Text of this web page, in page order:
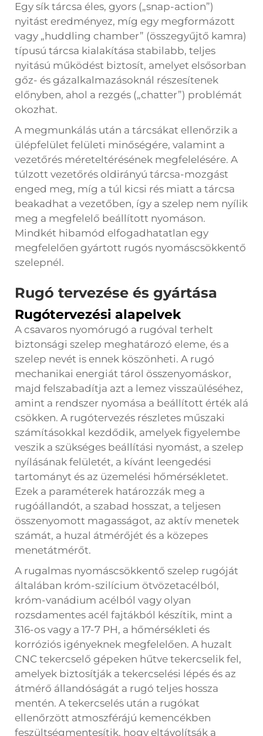
Egy sík tárcsa éles, gyors („snap-action”)
nyitást eredményez, míg egy megformázott
vagy „huddling chamber” (összegyűjtő kamra)
típusú tárcsa kialakítása stabilabb, teljes
nyitású működést biztosít, amelyet elsősorban
gőz- és gázalkalmazásoknál részesítenek
előnyben, ahol a rezgés („chatter”) problémát
okozhat.
A megmunkálás után a tárcsákat ellenőrzik a
ülépfelület felületi minőségére, valamint a
vezetőrés méreteltérésének megfelelésére. A
túlzott vezetőrés oldirányú tárcsa-mozgást
enged meg, míg a túl kicsi rés miatt a tárcsa
beakadhat a vezetőben, így a szelep nem nyílik
meg a megfelelő beállított nyomáson.
Mindkét hibamód elfogadhatatlan egy
megfelelően gyártott rugós nyomáscsökkentő
szelepnél.
Rugó tervezése és gyártása
Rugótervezési alapelvek
A csavaros nyomórugó a rugóval terhelt
biztonsági szelep meghatározó eleme, és a
szelep nevét is ennek köszönheti. A rugó
mechanikai energiát tárol összenyomáskor,
majd felszabadítja azt a lemez visszaüléséhez,
amint a rendszer nyomása a beállított érték alá
csökken. A rugótervezés részletes műszaki
számításokkal kezdődik, amelyek figyelembe
veszik a szükséges beállítási nyomást, a szelep
nyílásának felületét, a kívánt leengedési
tartományt és az üzemelési hőmérsékletet.
Ezek a paraméterek határozzák meg a
rugóállandót, a szabad hosszat, a teljesen
összenyomott magasságot, az aktív menetek
számát, a huzal átmérőjét és a közepes
menetátmérőt.
A rugalmas nyomáscsökkentő szelep rugóját
általában króm-szilícium ötvözetacélból,
króm-vanádium acélból vagy olyan
rozsdamentes acél fajtákból készítik, mint a
316-os vagy a 17-7 PH, a hőmérsékleti és
korróziós igényeknek megfelelően. A huzalt
CNC tekercselő gépeken hűtve tekercselik fel,
amelyek biztosítják a tekercselési lépés és az
átmérő állandóságát a rugó teljes hossza
mentén. A tekercselés után a rugókat
ellenőrzött atmoszférájú kemencékben
feszültségmentesítik, hogy eltávolítsák a